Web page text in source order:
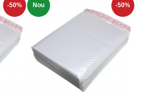
-50% Nou -50%